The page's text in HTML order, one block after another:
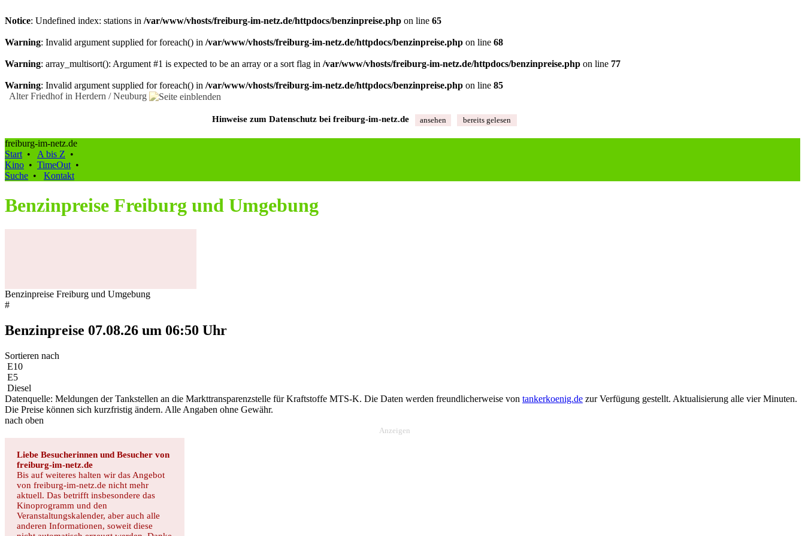
Notice: Undefined index: stations in /var/www/vhosts/freiburg-im-netz.de/httpdocs/benzinpreise.php on line 65
Warning: Invalid argument supplied for foreach() in /var/www/vhosts/freiburg-im-netz.de/httpdocs/benzinpreise.php on line 68
Warning: array_multisort(): Argument #1 is expected to be an array or a sort flag in /var/www/vhosts/freiburg-im-netz.de/httpdocs/benzinpreise.php on line 77
Warning: Invalid argument supplied for foreach() in /var/www/vhosts/freiburg-im-netz.de/httpdocs/benzinpreise.php on line 85
Alter Friedhof in Herdern / Neuburg
Hinweise zum Datenschutz bei freiburg‑im‑netz.de ansehen bereits gelesen
freiburg-im-netz.de
Start • A bis Z •
Kino • TimeOut •
Suche • Kontakt
Benzinpreise Freiburg und Umgebung
Benzinpreise Freiburg und Umgebung
#
Benzinpreise 07.08.26 um 06:50 Uhr
Sortieren nach
E10
E5
Diesel
Datenquelle: Meldungen der Tankstellen an die Markttransparenzstelle für Kraftstoffe MTS-K. Die Daten werden freundlicherweise von tankerkoenig.de zur Verfügung gestellt. Aktualisierung alle vier Minuten.
Die Preise können sich kurzfristig ändern. Alle Angaben ohne Gewähr.
nach oben
Anzeigen
Liebe Besucherinnen und Besucher von
freiburg-im-netz.de
Bis auf weiteres halten wir das Angebot
von freiburg-im-netz.de nicht mehr
aktuell. Das betrifft insbesondere das
Kinoprogramm und den
Veranstaltungskalender, aber auch alle
anderen Informationen, soweit diese